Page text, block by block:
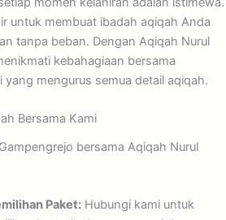
untuk membuat ibadah aqiqah Anda
tanpa beban. Dengan Aqiqah Nurul
kebahagiaan bersama
yang mengurus semua detail aqiqah.
Bersama Kami
bersama Aqiqah Nurul
Paket:Hubungi kami untuk